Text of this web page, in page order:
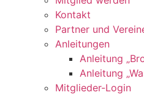
Kontakt
Partner und
Anleitungen
Anleitung
Anleitung
Mitglieder-Login